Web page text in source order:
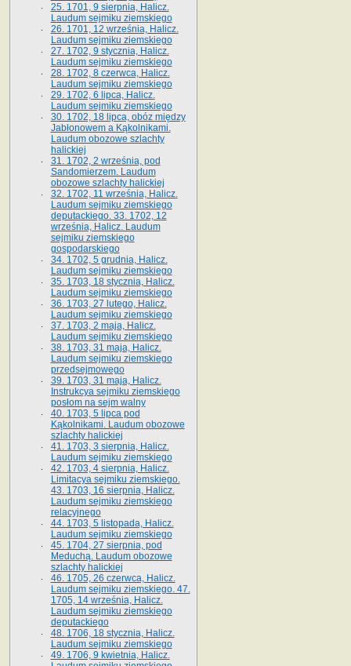
25. 1701, 9 sierpnia, Halicz.
Laudum sejmiku ziemskiego
26. 1701, 12 września, Halicz.
Laudum sejmiku ziemskiego
27. 1702, 9 stycznia, Halicz.
Laudum sejmiku ziemskiego
28. 1702, 8 czerwca, Halicz.
Laudum sejmiku ziemskiego
29. 1702, 6 lipca, Halicz.
Laudum sejmiku ziemskiego
30. 1702, 18 lipca, obóz między
Jabłonowem a Kąkolnikami.
Laudum obozowe szlachty
halickiej
31. 1702, 2 września, pod
Sandomierzem. Laudum
obozowe szlachty halickiej
32. 1702, 11 września, Halicz.
Laudum sejmiku ziemskiego
deputackiego. 33. 1702, 12
września, Halicz. Laudum
sejmiku ziemskiego
gospodarskiego
34. 1702, 5 grudnia, Halicz.
Laudum sejmiku ziemskiego
35. 1703, 18 stycznia, Halicz.
Laudum sejmiku ziemskiego
36. 1703, 27 lutego, Halicz.
Laudum sejmiku ziemskiego
37. 1703, 2 maja, Halicz.
Laudum sejmiku ziemskiego
38. 1703, 31 maja, Halicz.
Laudum sejmiku ziemskiego
przedsejmowego
39. 1703, 31 maja, Halicz.
Instrukcya sejmiku ziemskiego
posłom na sejm walny
40. 1703, 5 lipca pod
Kąkolnikami. Laudum obozowe
szlachty halickiej
41­. 1703, 3 sierpnia, Halicz.
Laudum sejmiku ziemskiego
42. 1703, 4 sierpnia, Halicz.
Limitacya sejmiku ziemskiego.
43. 1703, 16 sierpnia, Halicz.
Laudum sejmiku ziemskiego
relacyjnego
44. 1703, 5 listopada, Halicz.
Laudum sejmiku ziemskiego
45. 1704, 27 sierpnia, pod
Meduchą. Laudum obozowe
szlachty halickiej
46. 1705, 26 czerwca, Halicz.
Laudum sejmiku ziemskiego. 47.
1705, 14 września, Halicz.
Laudum sejmiku ziemskiego
deputackiego
48. 1706, 18 stycznia, Halicz.
Laudum sejmiku ziemskiego
49. 1706, 9 kwietnia, Halicz.